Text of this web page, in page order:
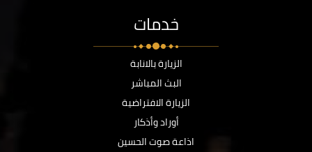
خدمات
الزيارة بالانابة
البث المباشر
الزيارة الافتراضية
أوراد وأذكار
اذاعة صوت الحسين